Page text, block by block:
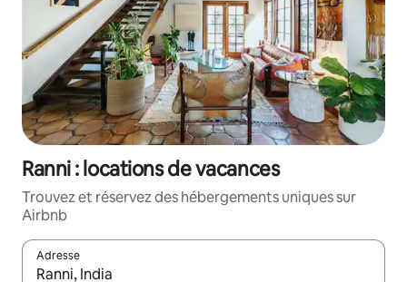
Ranni : locations de vacances
Trouvez et réservez des hébergements uniques sur
Airbnb
Adresse
Lorsque les résultats s'affichent, utilisez les flèches vers le